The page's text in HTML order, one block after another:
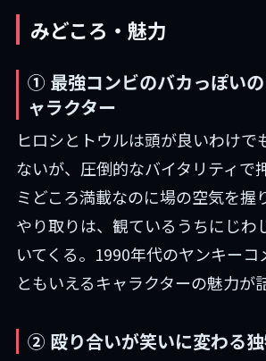
みどころ・魅力
① 最強コンビのバカっぽい
ャラクター
ヒロシとトウルは頭が良いわけで
ないが、圧倒的なバイタリティで
ミどころ満載なのに場の空気を握
やり取りは、観ているうちにじわ
いてくる。1990年代のヤンキーコ
ともいえるキャラクターの魅力が
② 殴り合いが笑いに変わる